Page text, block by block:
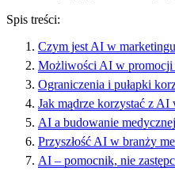
Spis treści:
Czym jest AI w
Możliwości AI w promocji
Ograniczenia i pułapki
Jak mądrze korzystać z
AI a budowanie
Przyszłość AI w branży
AI – pomocnik, nie